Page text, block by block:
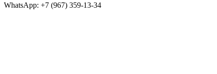
WhatsApp: +7 (967) 359-13-34